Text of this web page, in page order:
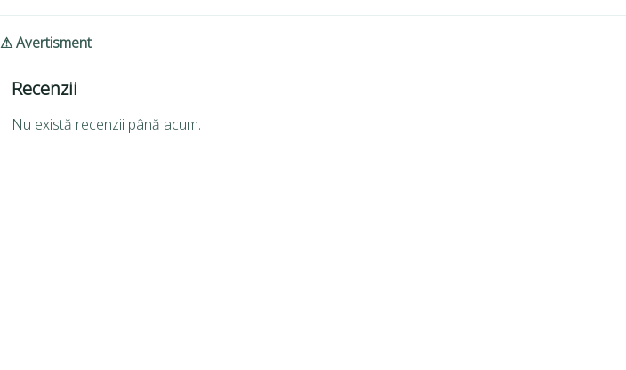
⚠ Avertisment
Recenzii
Nu există recenzii până acum.